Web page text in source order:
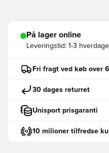
På lager online
Leveringstid: 1-3 hverdage
Fri fragt ved køb over
30 dages returret
Unisport prisgaranti
10 milioner tilfredse